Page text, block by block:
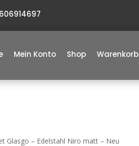
Mein Konto Shop Warenkorb
Glasgo – Edelstahl Niro matt – Neu